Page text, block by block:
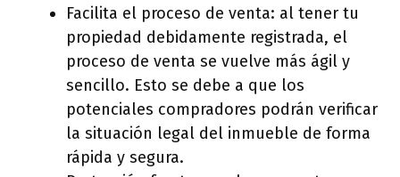
Facilita el proceso de venta: al tener tu
propiedad debidamente registrada, el
proceso de venta se vuelve más ágil y
sencillo. Esto se debe a que los
potenciales compradores podrán verificar
la situación legal del inmueble de forma
rápida y segura.